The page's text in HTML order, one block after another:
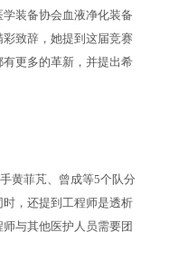
装备协会血液净化装备
致辞，她提到这届竞赛
更多的革新，并提出希
黄菲芃、曾成等5个队分
，还提到工程师是透析
与其他医护人员需要团